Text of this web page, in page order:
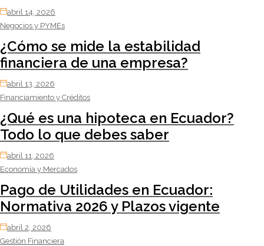
abril 14, 2026
Negocios y PYMEs
¿Cómo se mide la estabilidad
financiera de una empresa?
abril 13, 2026
Financiamiento y Créditos
¿Qué es una hipoteca en Ecuador?
Todo lo que debes saber
abril 11, 2026
Economía y Mercados
Pago de Utilidades en Ecuador:
Normativa 2026 y Plazos vigente
abril 2, 2026
Gestión Financiera